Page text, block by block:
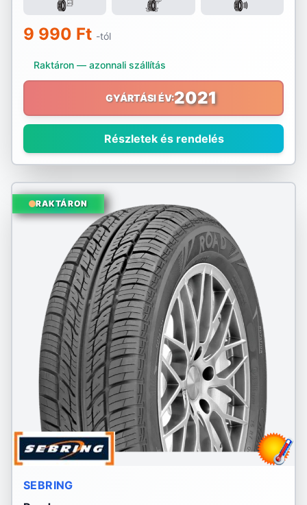
9 990 Ft -tól
Raktáron — azonnali szállítás
GYÁRTÁSI ÉV:2021
Részletek és rendelés
RAKTÁRON
SEBRING